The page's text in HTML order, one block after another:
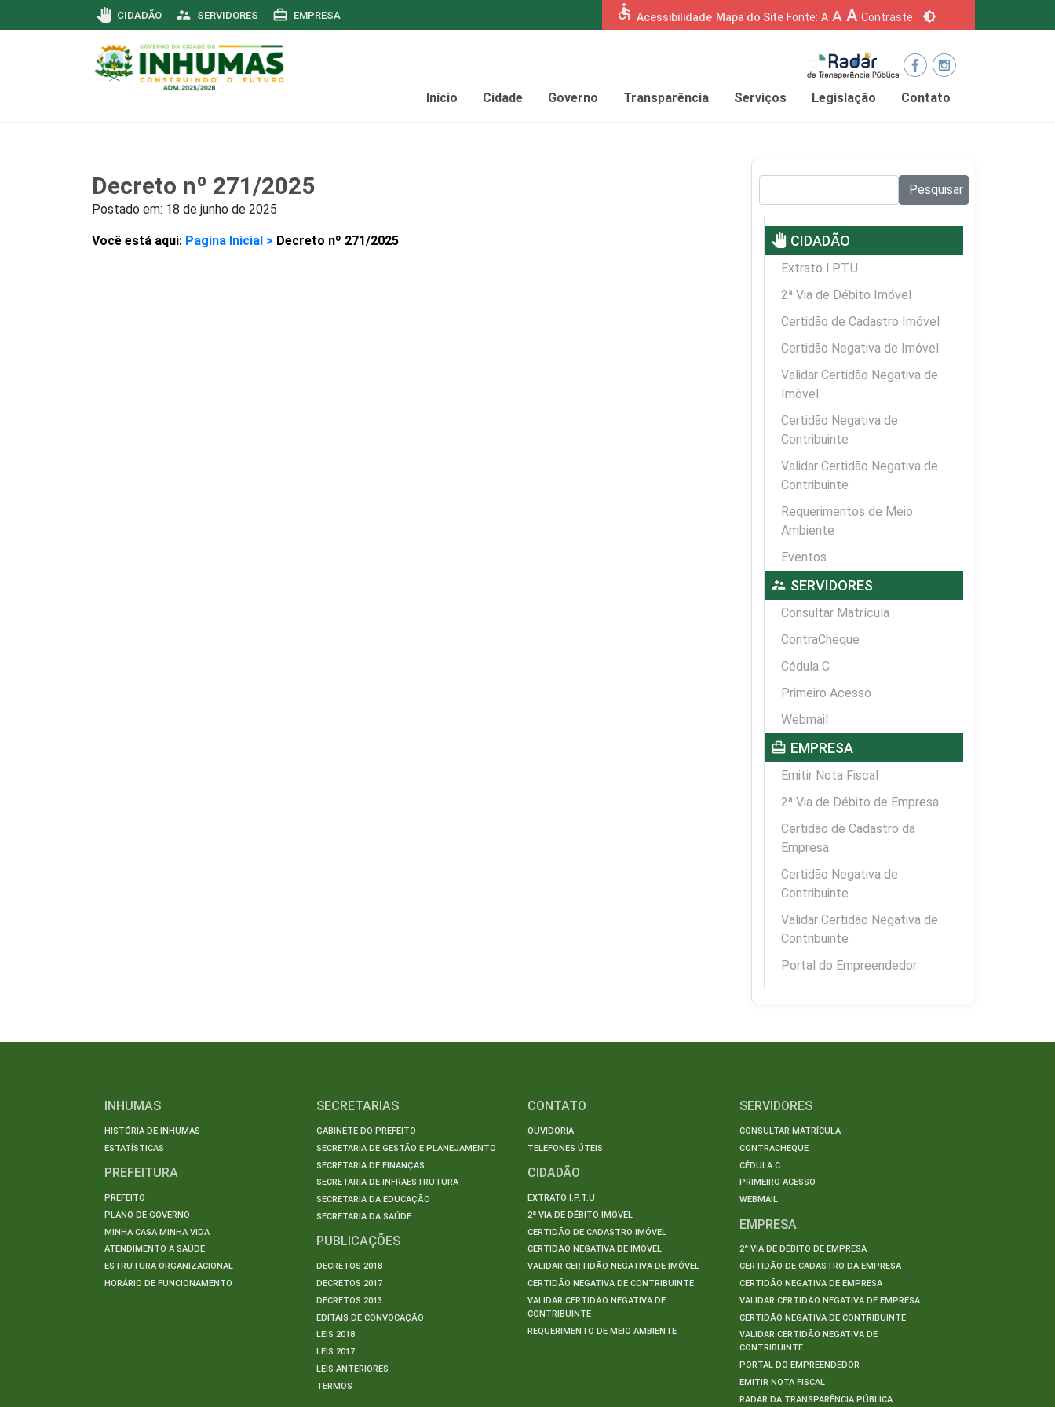
pan_tool CIDADÃO supervisor_account SERVIDORES card_travel EMPRESA accessible Acessibilidade Mapa do Site Fonte: A A A Contraste: brightness_6
Início Cidade Governo Transparência Serviços Legislação Contato
Decreto nº 271/2025
Postado em: 18 de junho de 2025
Você está aqui: Pagina Inicial > Decreto nº 271/2025
Pesquisar
pan_tool CIDADÃO
Extrato I.P.T.U
2ª Via de Débito Imóvel
Certidão de Cadastro Imóvel
Certidão Negativa de Imóvel
Validar Certidão Negativa de
Imóvel
Certidão Negativa de
Contribuinte
Validar Certidão Negativa de
Contribuinte
Requerimentos de Meio
Ambiente
Eventos
supervisor_account SERVIDORES
Consultar Matrícula
ContraCheque
Cédula C
Primeiro Acesso
Webmail
card_travel EMPRESA
Emitir Nota Fiscal
2ª Via de Débito de Empresa
Certidão de Cadastro da
Empresa
Certidão Negativa de
Contribuinte
Validar Certidão Negativa de
Contribuinte
Portal do Empreendedor
INHUMAS
HISTÓRIA DE INHUMAS
ESTATÍSTICAS
PREFEITURA
PREFEITO
PLANO DE GOVERNO
MINHA CASA MINHA VIDA
ATENDIMENTO A SAÚDE
ESTRUTURA ORGANIZACIONAL
HORÁRIO DE FUNCIONAMENTO
SECRETARIAS
GABINETE DO PREFEITO
SECRETARIA DE GESTÃO E PLANEJAMENTO
SECRETARIA DE FINANÇAS
SECRETARIA DE INFRAESTRUTURA
SECRETARIA DA EDUCAÇÃO
SECRETARIA DA SAÚDE
PUBLICAÇÕES
DECRETOS 2018
DECRETOS 2017
DECRETOS 2013
EDITAIS DE CONVOCAÇÃO
LEIS 2018
LEIS 2017
LEIS ANTERIORES
TERMOS
CONTATO
OUVIDORIA
TELEFONES ÚTEIS
CIDADÃO
EXTRATO I.P.T.U
2ª VIA DE DÉBITO IMÓVEL
CERTIDÃO DE CADASTRO IMÓVEL
CERTIDÃO NEGATIVA DE IMÓVEL
VALIDAR CERTIDÃO NEGATIVA DE IMÓVEL
CERTIDÃO NEGATIVA DE CONTRIBUINTE
VALIDAR CERTIDÃO NEGATIVA DE
CONTRIBUINTE
REQUERIMENTO DE MEIO AMBIENTE
SERVIDORES
CONSULTAR MATRÍCULA
CONTRACHEQUE
CÉDULA C
PRIMEIRO ACESSO
WEBMAIL
EMPRESA
2ª VIA DE DÉBITO DE EMPRESA
CERTIDÃO DE CADASTRO DA EMPRESA
CERTIDÃO NEGATIVA DE EMPRESA
VALIDAR CERTIDÃO NEGATIVA DE EMPRESA
CERTIDÃO NEGATIVA DE CONTRIBUINTE
VALIDAR CERTIDÃO NEGATIVA DE
CONTRIBUINTE
PORTAL DO EMPREENDEDOR
EMITIR NOTA FISCAL
RADAR DA TRANSPARÊNCIA PÚBLICA